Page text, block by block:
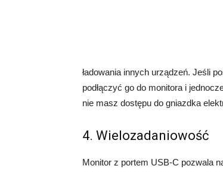
ładowania innych urządzeń. Jeśli
podłączyć go do monitora i
nie masz dostępu do gniazdka
4. Wielozadaniowość
Monitor z portem USB-C pozwala